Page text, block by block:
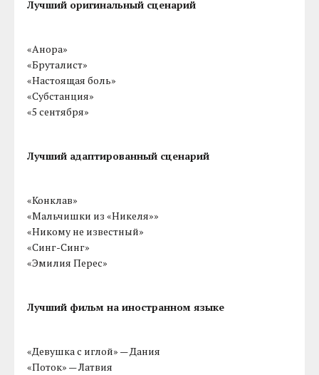
Лучший оригинальный сценарий
«Анора»
«Бруталист»
«Настоящая боль»
«Субстанция»
«5 сентября»
Лучший адаптированный сценарий
«Конклав»
«Мальчишки из «Никеля»»
«Никому не известный»
«Синг-Синг»
«Эмилия Перес»
Лучший фильм на иностранном языке
«Девушка с иглой» — Дания
«Поток» — Латвия